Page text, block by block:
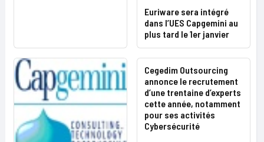
Euriware sera intégré
dans l’UES Capgemini au
plus tard le 1er janvier
Cegedim Outsourcing
annonce le recrutement
d’une trentaine d’experts
cette année, notamment
pour ses activités
Cybersécurité